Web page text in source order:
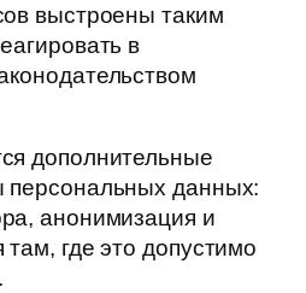
выстроены таким
в
дополнительные
данных:
анонимизация и
где это допустимо